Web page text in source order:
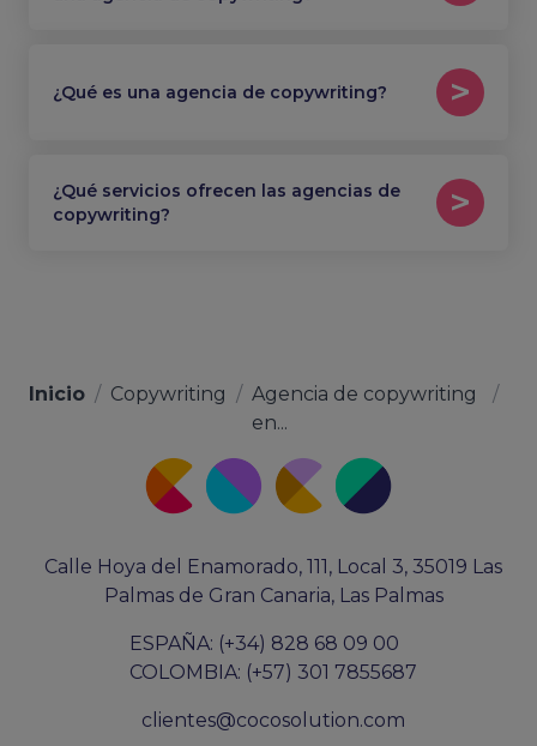
¿Qué es una agencia de copywriting?
¿Qué servicios ofrecen las agencias de
copywriting?
Inicio / Copywriting / Agencia de copywriting
en...
/
Calle Hoya del Enamorado, 111, Local 3, 35019 Las
Palmas de Gran Canaria, Las Palmas
ESPAÑA: (+34) 828 68 09 00
COLOMBIA: (+57) 301 7855687
clientes@cocosolution.com